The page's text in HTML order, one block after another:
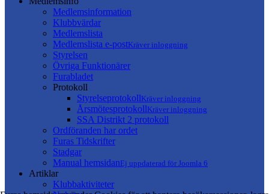
Medlemsinformation
Klubbvärdar
Medlemslista
Medlemslista e-postKräver inloggning
Styrelsen
Övriga Funktionärer
Furabladet
Protokoll
StyrelseprotokollKräver inloggning
ÅrsmötesprotokollKräver inloggning
SSA Distrikt 2 protokoll
Ordföranden har ordet
Furas Tidskrifter
Stadgar
Manual hemsidanEj uppdaterad för Joomla 6
Artiklar
Klubbaktiviteter